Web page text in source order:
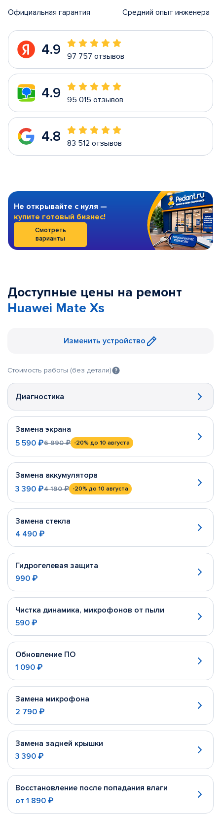
Официальная гарантия Средний опыт инженера
4.9 97 757 отзывов
4.9 95 015 отзывов
4.8 83 512 отзывов
Не открывайте с нуля —
купите готовый бизнес!
Смотреть
варианты
Доступные цены на ремонт
Huawei Mate Xs
Изменить устройство
Стоимость работы (без детали)
Диагностика
Замена экрана
5 590 ₽6 990 ₽ -20% до 10 августа
Замена аккумулятора
3 390 ₽4 190 ₽ -20% до 10 августа
Замена стекла
4 490 ₽
Гидрогелевая защита
990 ₽
Чистка динамика, микрофонов от пыли
590 ₽
Обновление ПО
1 090 ₽
Замена микрофона
2 790 ₽
Замена задней крышки
3 390 ₽
Восстановление после попадания влаги
от 1 890 ₽